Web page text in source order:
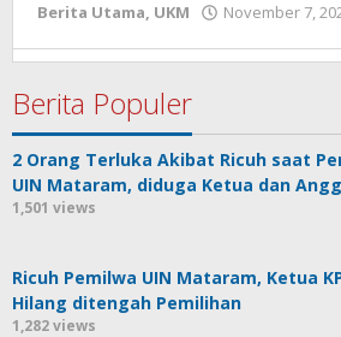
Berita Utama, UKM November 7,
Berita Populer
2 Orang Terluka Akibat Ricuh saat
UIN Mataram, diduga Ketua dan
1,501 views
Ricuh Pemilwa UIN Mataram, Ketua
Hilang ditengah Pemilihan
1,282 views